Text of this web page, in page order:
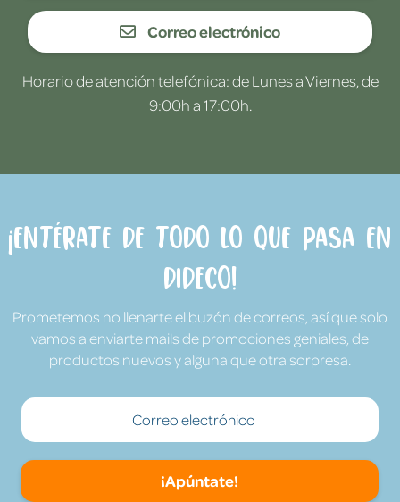
Correo electrónico
Horario de atención telefónica: de Lunes a Viernes, de
9:00h a 17:00h.
¡Entérate de todo lo que pasa en
Dideco!
Prometemos no llenarte el buzón de correos, así que solo
vamos a enviarte mails de promociones geniales, de
productos nuevos y alguna que otra sorpresa.
¡Apúntate!